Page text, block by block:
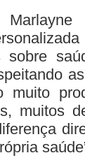
sobre
muitos